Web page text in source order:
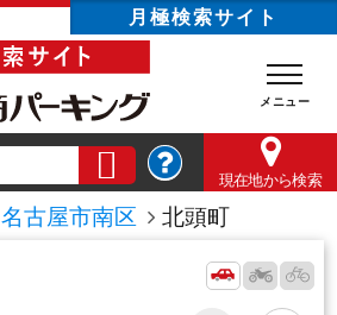
月極検索サイト
現在地から検索
名古屋市南区 北頭町